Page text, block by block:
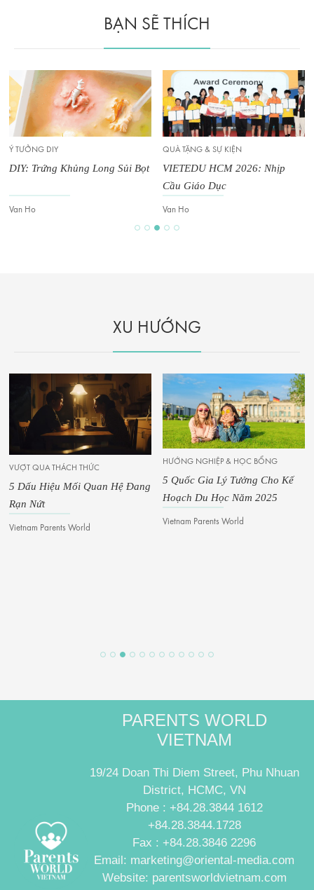
BẠN SẼ THÍCH
QUÀ TẶNG & SỰ KIỆN
VIETEDU HCM 2026: Nhịp
Van Ho
QUÀ TẶNG & SỰ KIỆN
VIETEDU HCM 2026 Ghi Dấu
Sức Hút Của Giáo Dục Hiện
Van Ho
XU HƯỚNG
HƯỚNG NGHIỆP & HỌC BỔNG
5 Quốc Gia Lý Tưởng Cho Kế
Vietnam Parents World
Ý TƯỞNG DIY
8 Món Đồ Chơi Tự Làm Dễ
Thương Cho Bé
PARENTS WORLD
VIETNAM
19/24 Doan Thi Diem Street, Phu Nhuan
District, HCMC, VN
Phone : +84.28.3844 1612
+84.28.3844.1728
Fax : +84.28.3846 2296
Email: marketing@oriental-media.com
Website: parentsworldvietnam.com